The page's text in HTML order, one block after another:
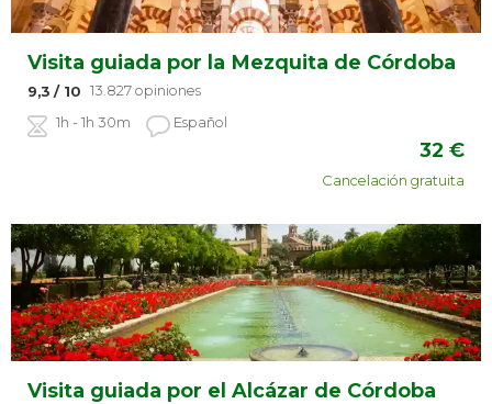
Visita guiada por la Mezquita de Córdoba
9,3 / 10 13.827 opiniones
1h - 1h 30m
Español
32 €
Cancelación gratuita
Visita guiada por el Alcázar de Córdoba